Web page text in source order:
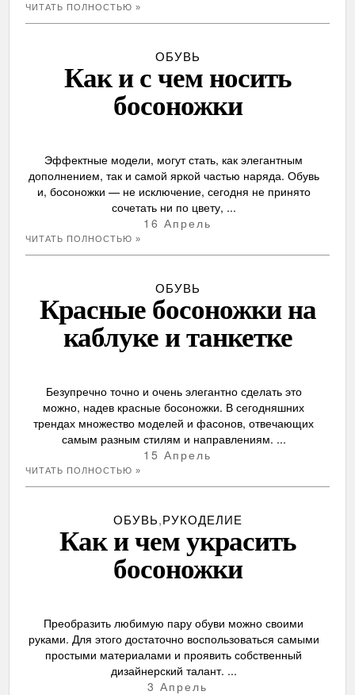
ЧИТАТЬ ПОЛНОСТЬЮ »
ОБУВЬ
Как и с чем носить
босоножки
Эффектные модели, могут стать, как элегантным
дополнением, так и самой яркой частью наряда. Обувь
и, босоножки — не исключение, сегодня не принято
сочетать ни по цвету, ...
16 Апрель
ЧИТАТЬ ПОЛНОСТЬЮ »
ОБУВЬ
Красные босоножки на
каблуке и танкетке
Безупречно точно и очень элегантно сделать это
можно, надев красные босоножки. В сегодняшних
трендах множество моделей и фасонов, отвечающих
самым разным стилям и направлениям. ...
15 Апрель
ЧИТАТЬ ПОЛНОСТЬЮ »
ОБУВЬ,РУКОДЕЛИЕ
Как и чем украсить
босоножки
Преобразить любимую пару обуви можно своими
руками. Для этого достаточно воспользоваться самыми
простыми материалами и проявить собственный
дизайнерский талант. ...
3 Апрель